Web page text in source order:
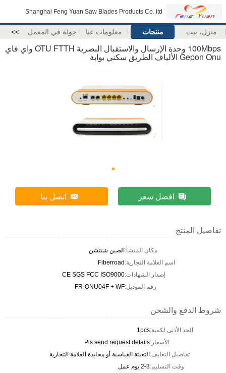
Shanghai Feng Yuan Saw Blades Products Co. ltd
منزل، بيت منتجات معلومات عنا جولة في المعمل >>
100Mbps وحدة الإرسال والاستقبال البصرية OTU FTTH واي فاي
Gepon Onu الألياف الطريق سكني بوابة
افضل سعر اتصل بنا
تفاصيل المنتج
مكان المنشأ: الصين شنتشن
اسم العلامة التجارية: Fiberroad
إصدار الشهادات:CE SGS FCC ISO9000
رقم الموديل:FR-ONU04F + WF
شروط الدفع والشحن
الحد الأدنى لكمية:1pcs
الأسعار:Pls send request details
تفاصيل التغليف: التعبئة القياسية أو محايدة العلامة التجارية
وقت التسليم:2-3 يوم عمل